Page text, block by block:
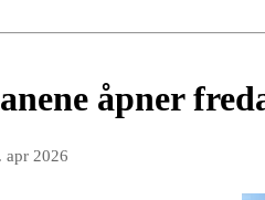
åpner
apr 2026